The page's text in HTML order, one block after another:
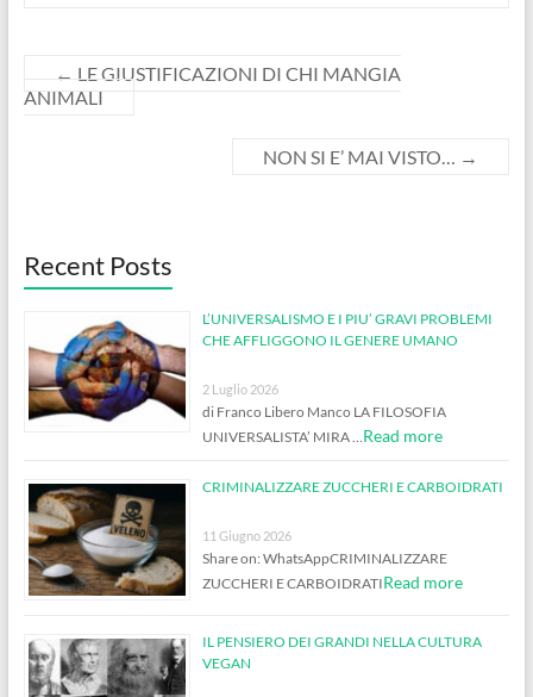
← LE GIUSTIFICAZIONI DI CHI MANGIA
ANIMALI
NON SI E’ MAI VISTO… →
Recent Posts
L’UNIVERSALISMO E I PIU’ GRAVI PROBLEMI
CHE AFFLIGGONO IL GENERE UMANO
2 Luglio 2026
di Franco Libero Manco LA FILOSOFIA
UNIVERSALISTA’ MIRA … Read more
CRIMINALIZZARE ZUCCHERI E CARBOIDRATI
11 Giugno 2026
Share on: WhatsAppCRIMINALIZZARE
ZUCCHERI E CARBOIDRATIRead more
IL PENSIERO DEI GRANDI NELLA CULTURA
VEGAN